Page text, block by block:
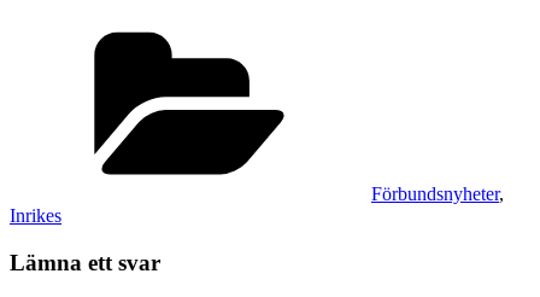
Förbundsnyheter,
Inrikes
Lämna ett svar